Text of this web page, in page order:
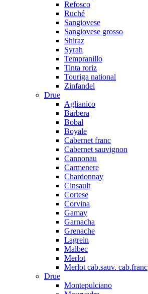
Refosco
Ruché
Sangiovese
Sangiovese grosso
Shiraz
Syrah
Tempranillo
Tinta roriz
Touriga national
Zinfandel
Drue
Aglianico
Barbera
Bobal
Boyale
Cabernet franc
Cabernet sauvignon
Cannonau
Carmenere
Chardonnay
Cinsault
Cortese
Corvina
Gamay
Garnacha
Grenache
Lagrein
Malbec
Merlot
Merlot cab.sauv. cab.franc
Drue
Montepulciano